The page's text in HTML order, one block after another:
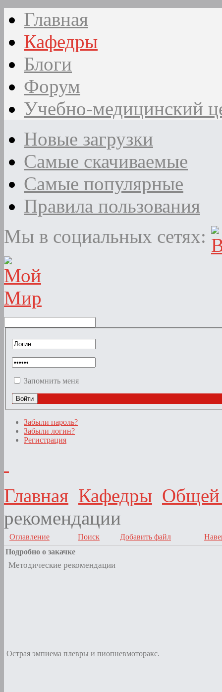
Главная
Кафедры
Блоги
Форум
Учебно-медицинский
Новые загрузки
Самые скачиваемые
Самые популярные
Правила пользования
Мы в социальных сетях:
Запомнить меня
Забыли пароль?
Забыли логин?
Регистрация
Главная Кафедры Общей
рекомендации
Оглавление Поиск Добавить файл
Подробно о закачке
Методические рекомендации
Острая эмпиема плевры и пиопневмоторакс.